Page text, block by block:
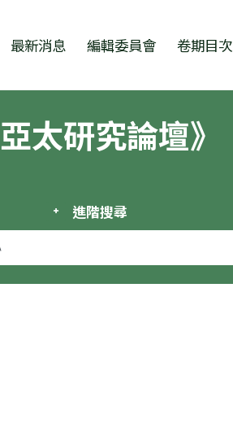
最新消息 編輯委員會 卷期目次
亞太研究論壇》
進階搜尋